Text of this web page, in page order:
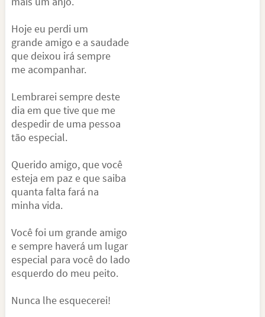
Hoje eu perdi um
grande amigo e a saudade
que deixou irá sempre
me acompanhar.
Lembrarei sempre deste
dia em que tive que me
despedir de uma pessoa
tão especial.
Querido amigo, que você
esteja em paz e que saiba
quanta falta fará na
minha vida.
Você foi um grande amigo
e sempre haverá um lugar
especial para você do lado
esquerdo do meu peito.
Nunca lhe esquecerei!